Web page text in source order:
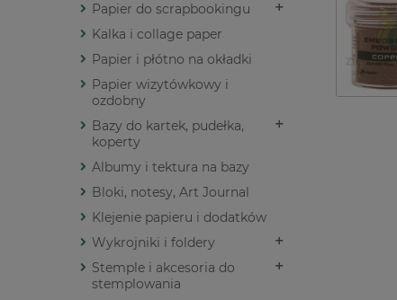
Papier do scrapbookingu
Kalka i collage paper
Papier i płótno na okładki
Papier wizytówkowy i
ozdobny
Bazy do kartek, pudełka,
koperty
Albumy i tektura na bazy
Bloki, notesy, Art Journal
Klejenie papieru i dodatków
Wykrojniki i foldery
Stemple i akcesoria do
stemplowania